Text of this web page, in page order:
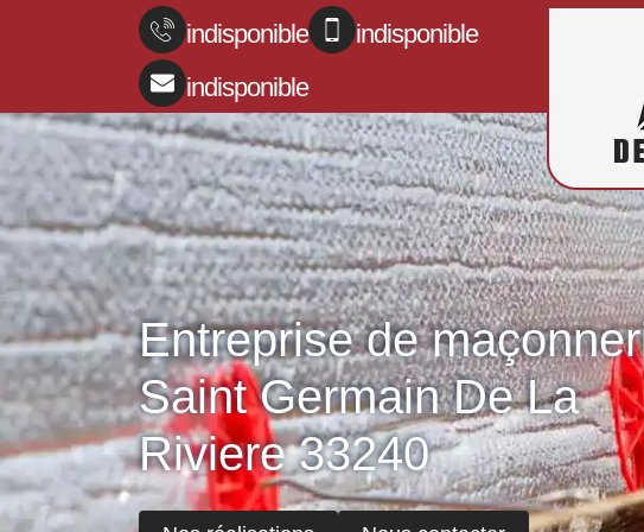
indisponible
indisponible
indisponible
Entreprise de
Saint Germain De La
Riviere 33240